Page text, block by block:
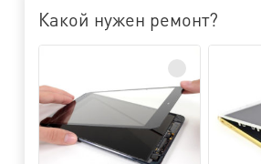
Какой нужен ремонт?